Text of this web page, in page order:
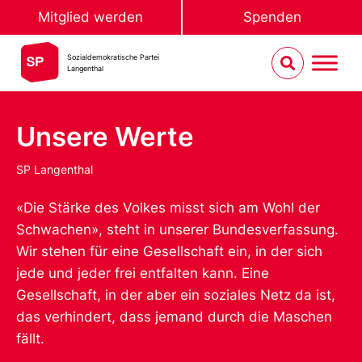
Mitglied werden Spenden
Sozialdemokratische Partei
Langenthal
Unsere Werte
SP Langenthal
«Die Stärke des Volkes misst sich am Wohl der
Schwachen», steht in unserer Bundesverfassung.
Wir stehen für eine Gesellschaft ein, in der sich
jede und jeder frei entfalten kann. Eine
Gesellschaft, in der aber ein soziales Netz da ist,
das verhindert, dass jemand durch die Maschen
fällt.